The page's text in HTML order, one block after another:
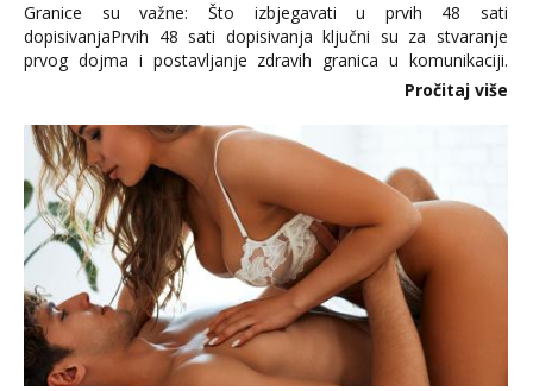
Granice su važne: Što izbjegavati u prvih 48 sati
dopisivanjaPrvih 48 sati dopisivanja ključni su za stvaranje
prvog dojma i postavljanje zdravih granica u komunikaciji.
Važno je izbjeći prebrzo otkrivanje osobnih ili intimnih
povjerenje. Takođe...
Pročitaj više